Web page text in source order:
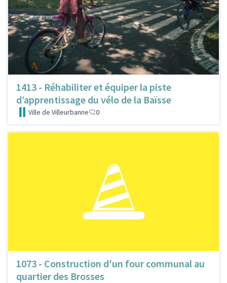
1413 - Réhabiliter et équiper la piste
d’apprentissage du vélo de la Baïsse
Ville de Villeurbanne 0
1073 - Construction d'un four communal au
quartier des Brosses